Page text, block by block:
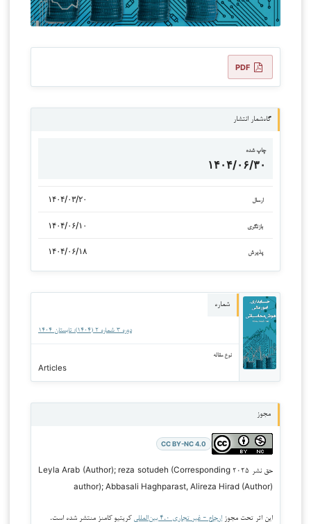
PDF
گاه‌شمار انتشار
چاپ شده
۱۴۰۴/۰۶/۳۰
ارسال ۱۴۰۴/۰۳/۲۰
بازنگری ۱۴۰۴/۰۶/۱۰
پذیرش ۱۴۰۴/۰۶/۱۸
شماره
دوره ۳ شماره ۲ (۱۴۰۴): تابستان ۱۴۰۴
نوع مقاله
Articles
مجوز
CC BY-NC 4.0
حق نشر ۲۰۲۵ Leyla Arab (Author); reza sotudeh (Corresponding
author); Abbasali Haghparast, Alireza Hirad (Author)
این اثر تحت مجوز ارجاع - غیر تجاری ۴.۰ بین‌المللی کریتیو کامنز منتشر شده است.